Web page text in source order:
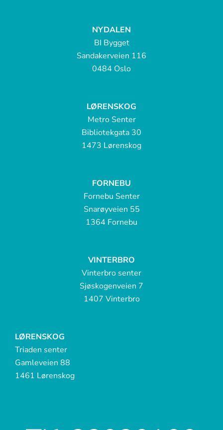
NYDALEN
BI Bygget
Sandakerveien 116
0484 Oslo
LØRENSKOG
Metro Senter
Bibliotekgata 30
1473 Lørenskog
FORNEBU
Fornebu Senter
Snarøyveien 55
1364 Fornebu
VINTERBRO
Vinterbro senter
Sjøskogenveien 7
1407 Vinterbro
LØRENSKOG
Triaden senter
Gamleveien 88
1461 Lørenskog